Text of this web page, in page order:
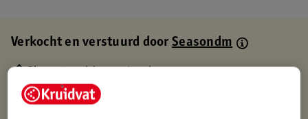
Verkocht en verstuurd doorSeasondm
Gratis thuisbezorgd
Gratis retourneren via verkooppartner.